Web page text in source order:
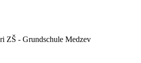
ZŠ - Grundschule Medzev